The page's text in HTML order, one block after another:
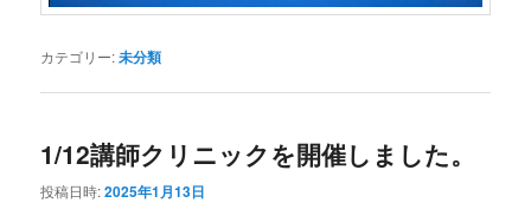
カテゴリー:未分類
1/12講師クリニックを開催しました。
投稿日時:2025年1月13日